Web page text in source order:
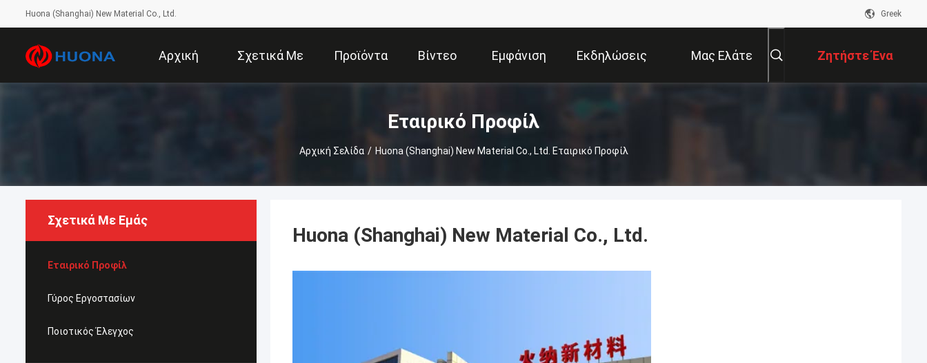
Huona (Shanghai) New Material Co., Ltd. Greek
Αρχική Σχετικά Με Προϊόντα Βίντεο Εμφάνιση
VR
Εκδηλώσεις Μας Ελάτε Ζητήστε Ένα
Απόσπασμα
Εταιρικό Προφίλ
Αρχική Σελίδα / Huona (Shanghai) New Material Co., Ltd. Εταιρικό Προφίλ
Σχετικά Με Εμάς
Εταιρικό Προφίλ
Γύρος Εργοστασίων
Ποιοτικός Έλεγχος
Huona (Shanghai) New Material Co., Ltd.